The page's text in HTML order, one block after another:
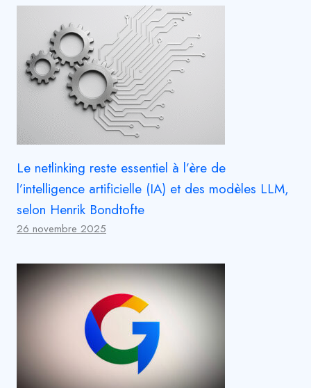
Le netlinking reste essentiel à l’ère de
l’intelligence artificielle (IA) et des modèles LLM,
selon Henrik Bondtofte
26 novembre 2025